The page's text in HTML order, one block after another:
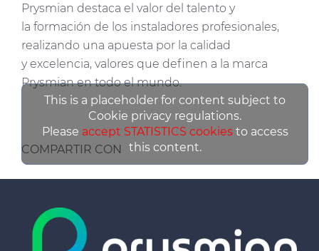
que les haya proporcionado o que hayan recopilado a
partir del uso que haya hecho de sus servicios.
Prysmian destaca el valor del talento y
la formación de los instaladores profesionales,
realizando una apuesta por la calidad
y excelencia, valores que definen a la marca
Prysmian en todo el mundo.
COMPARTIR CON
This is a placeholder for content subject to
Cookie privacy regulations.
Please accept STATISTICS cookiesto access
this content.